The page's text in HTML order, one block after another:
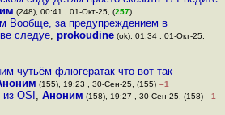
(248), 00:41 , 01-Окт-25, (257)
Вообще, за предупреждением в
следуе, prokoudine(ok), 01:34 , 01-Окт-25,
чутьём флюгератак что вот так
(155), 19:23 , 30-Сен-25, (155) –1
OSI ,Аноним (158), 19:27 , 30-Сен-25, (158) –1